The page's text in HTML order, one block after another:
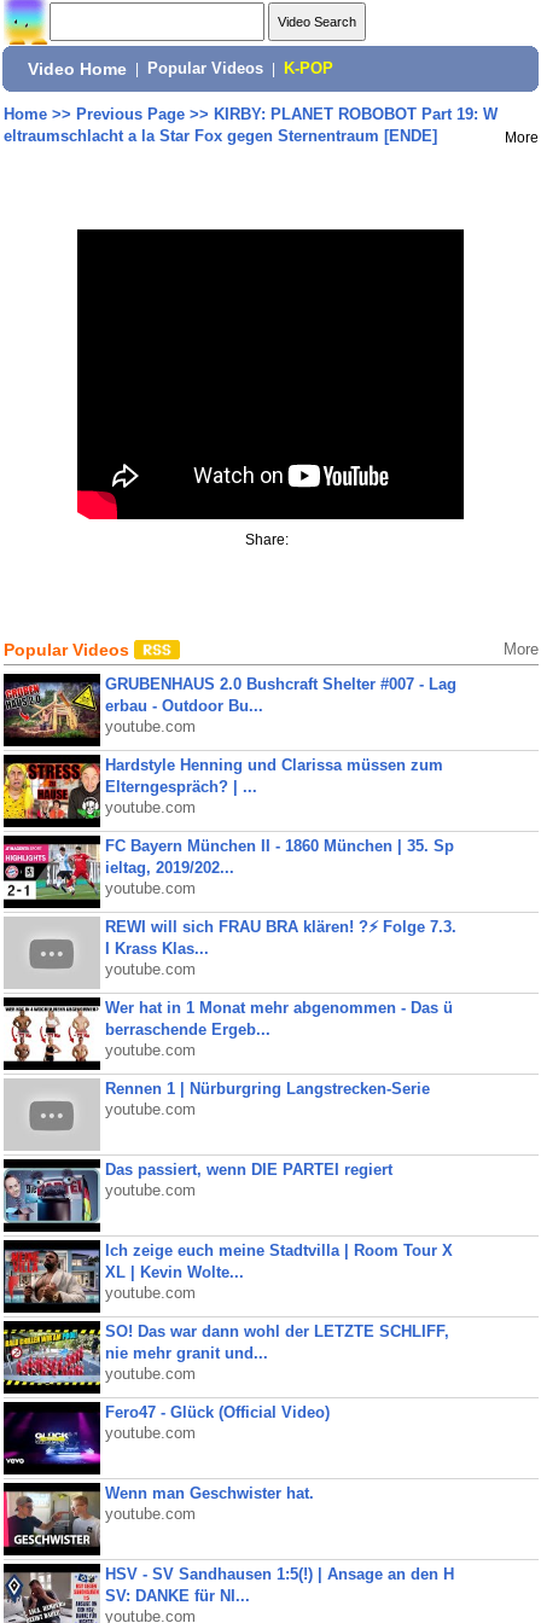
Video Home Popular Videos K-POP
Home>> Previous Page>> KIRBY: PLANET ROBOBOT Part 19: W
eltraumschlacht a la Star Fox gegen Sternentraum [ENDE]
More
Share:
Popular Videos More
GRUBENHAUS 2.0 Bushcraft Shelter #007 - Lag
erbau - Outdoor Bu...
youtube.com
Hardstyle Henning und Clarissa müssen zum
Elterngespräch? | ...
youtube.com
FC Bayern München II - 1860 München | 35. Sp
ieltag, 2019/202...
youtube.com
REWI will sich FRAU BRA klären! ?⚡️ Folge 7.3.
I Krass Klas...
youtube.com
Wer hat in 1 Monat mehr abgenommen - Das ü
berraschende Ergeb...
youtube.com
Rennen 1 | Nürburgring Langstrecken-Serie
youtube.com
Das passiert, wenn DIE PARTEI regiert
youtube.com
Ich zeige euch meine Stadtvilla | Room Tour X
XL | Kevin Wolte...
youtube.com
SO! Das war dann wohl der LETZTE SCHLIFF,
nie mehr granit und...
youtube.com
Fero47 - Glück (Official Video)
youtube.com
Wenn man Geschwister hat.
youtube.com
HSV - SV Sandhausen 1:5(!) | Ansage an den H
SV: DANKE für NI...
youtube.com